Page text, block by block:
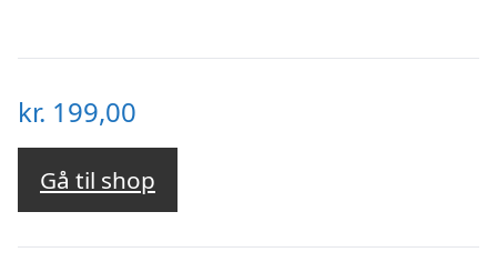
kr. 199,00
Gå til shop